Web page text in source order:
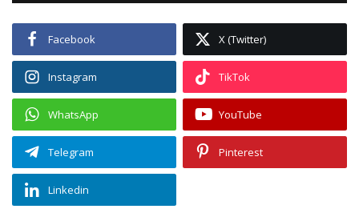
Facebook X (Twitter)
Instagram TikTok
WhatsApp YouTube
Telegram Pinterest
Linkedin